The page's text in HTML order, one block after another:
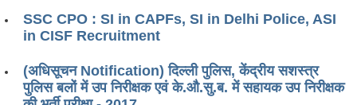
EBOOKS
FREE Current Affairs
SSC CPO : SI in CAPFs, SI in Delhi Police, ASI
in CISF Recruitment
(अधिसूचन Notification) दिल्ली पुलिस, केंद्रीय सशस्त्र
पुलिस बलों में उप निरीक्षक एवं के.औ.सु.ब. में सहायक उप निरीक्षक